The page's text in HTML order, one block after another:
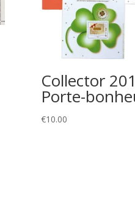
Collector
Porte-
€10.00